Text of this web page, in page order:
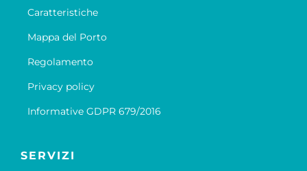
Caratteristiche
Mappa del Porto
Regolamento
Privacy policy
Informative GDPR 679/2016
SERVIZI